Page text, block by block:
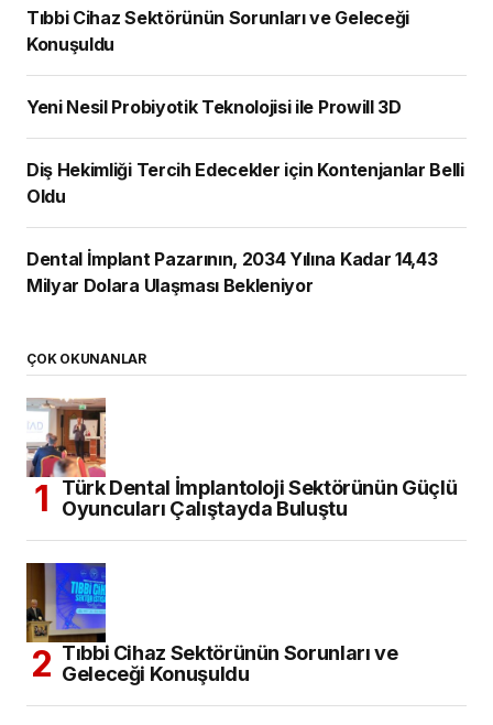
Tıbbi Cihaz Sektörünün Sorunları ve Geleceği
Konuşuldu
Yeni Nesil Probiyotik Teknolojisi ile Prowill 3D
Diş Hekimliği Tercih Edecekler için Kontenjanlar Belli
Oldu
Dental İmplant Pazarının, 2034 Yılına Kadar 14,43
Milyar Dolara Ulaşması Bekleniyor
ÇOK OKUNANLAR
Türk Dental İmplantoloji Sektörünün Güçlü
Oyuncuları Çalıştayda Buluştu
Tıbbi Cihaz Sektörünün Sorunları ve
Geleceği Konuşuldu